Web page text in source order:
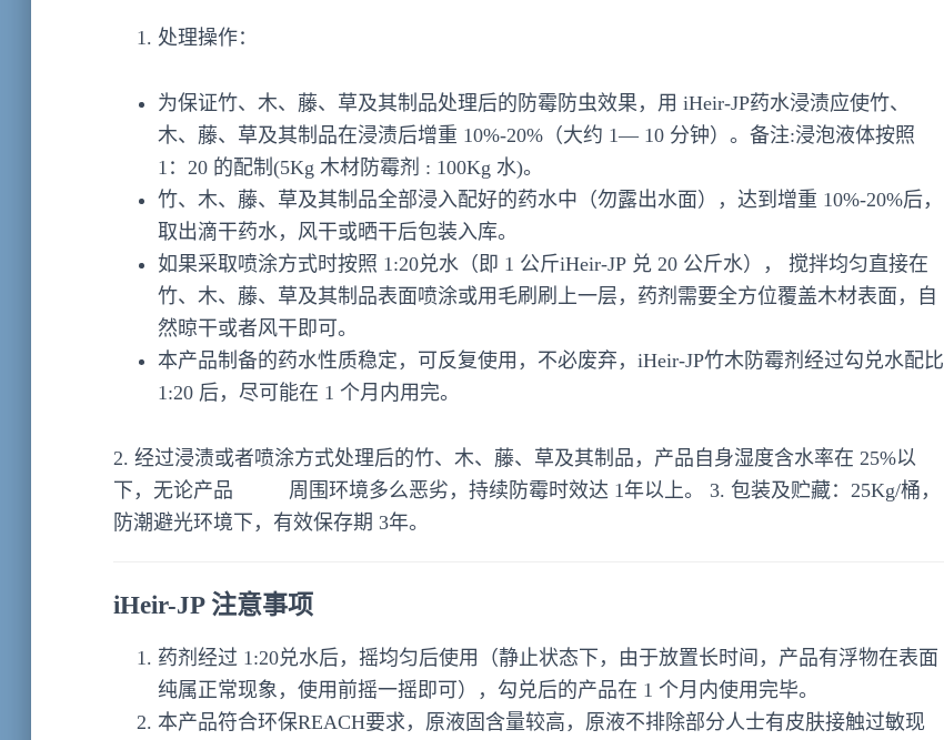
处理操作：
为保证竹、木、藤、草及其制品处理后的防霉防虫效果，用 iHeir-JP药水浸渍应使竹、
木、藤、草及其制品在浸渍后增重 10%-20%（大约 1— 10 分钟）。备注:浸泡液体按照
1：20 的配制(5Kg 木材防霉剂 : 100Kg 水)。
竹、木、藤、草及其制品全部浸入配好的药水中（勿露出水面），达到增重 10%-20%后，
取出滴干药水，风干或晒干后包装入库。
如果采取喷涂方式时按照 1:20兑水（即 1 公斤iHeir-JP 兑 20 公斤水）， 搅拌均匀直接在
竹、木、藤、草及其制品表面喷涂或用毛刷刷上一层，药剂需要全方位覆盖木材表面，自
然晾干或者风干即可。
本产品制备的药水性质稳定，可反复使用，不必废弃，iHeir-JP竹木防霉剂经过勾兑水配比
1:20 后，尽可能在 1 个月内用完。
2. 经过浸渍或者喷涂方式处理后的竹、木、藤、草及其制品，产品自身湿度含水率在 25%以
下，无论产品 周围环境多么恶劣，持续防霉时效达 1年以上。 3. 包装及贮藏：25Kg/桶，
防潮避光环境下，有效保存期 3年。
iHeir-JP 注意事项
药剂经过 1:20兑水后，摇均匀后使用（静止状态下，由于放置长时间，产品有浮物在表面
纯属正常现象，使用前摇一摇即可），勾兑后的产品在 1 个月内使用完毕。
本产品符合环保REACH要求，原液固含量较高，原液不排除部分人士有皮肤接触过敏现